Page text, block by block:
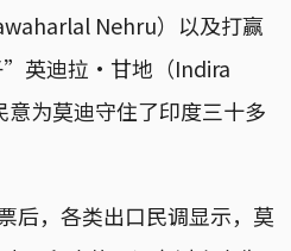
Nehru）以及打赢
英迪拉·甘地（Indira
为莫迪守住了印度三十多
后，各类出口民调显示，莫